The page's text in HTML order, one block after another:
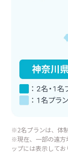
※2名プランは、体
※現在、一部の遠方
ップには表示してお